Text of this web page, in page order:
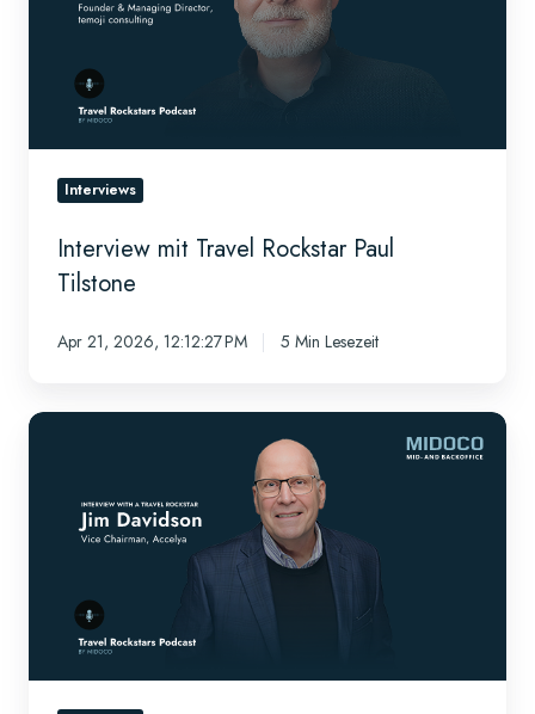
Interviews
Interview mit Travel Rockstar Paul
Tilstone
Apr 21, 2026, 12:12:27 PM 5 Min Lesezeit
Travel